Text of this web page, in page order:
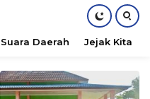
Suara Daerah Jejak Kita